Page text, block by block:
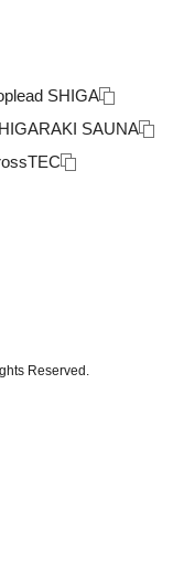
SHIGA
SAUNA
Reserved.